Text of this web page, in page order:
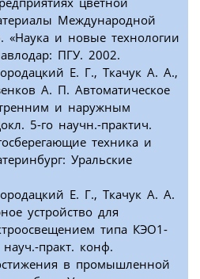
Международной
«Наука и новые технологии
ПГУ. 2002.
Е. Г., Ткачук А. А.,
А. П. Автоматическое
и наружным
5-го научн.-практич.
техника и
Уральские
Е. Г., Ткачук А. А.
устройство для
типа КЭО1-
практ. конф.
в промышленной